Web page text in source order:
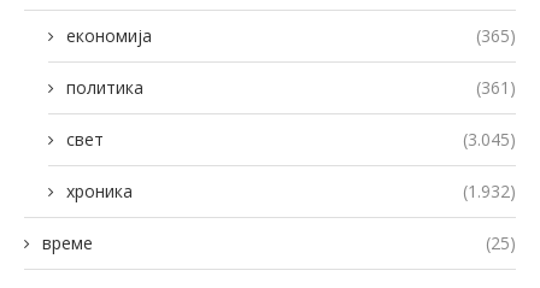
економија (365)
политика (361)
свет (3.045)
хроника (1.932)
време (25)